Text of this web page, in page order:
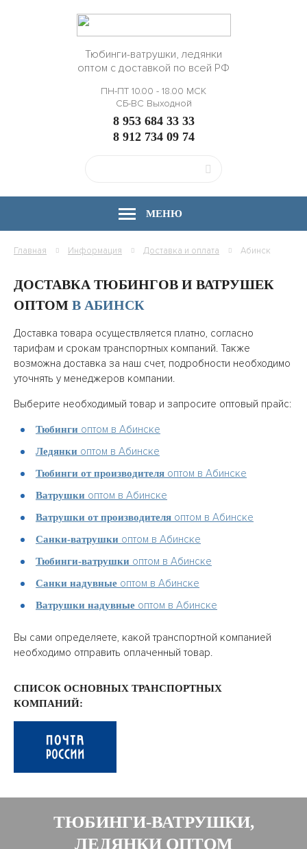
Тюбинги-ватрушки, ледянки
оптом с доставкой по всей РФ
ПН-ПТ 10.00 - 18.00 МСК
СБ-ВС Выходной
8 953 684 33 33
8 912 734 09 74
МЕНЮ
Главная Информация Доставка и оплата Абинск
ДОСТАВКА ТЮБИНГОВ И ВАТРУШЕК
ОПТОМ В АБИНСК
Доставка товара осуществляется платно, согласно
тарифам и срокам транспортных компаний. Также
возможна доставка за наш счет, подробности необходимо
уточнять у менеджеров компании.
Выберите необходимый товар и запросите оптовый прайс:
Тюбинги оптом в Абинске
Ледянки оптом в Абинске
Тюбинги от производителя оптом в Абинске
Ватрушки оптом в Абинске
Ватрушки от производителя оптом в Абинске
Санки-ватрушки оптом в Абинске
Тюбинги-ватрушки оптом в Абинске
Санки надувные оптом в Абинске
Ватрушки надувные оптом в Абинске
Вы сами определяете, какой транспортной компанией
необходимо отправить оплаченный товар.
СПИСОК ОСНОВНЫХ ТРАНСПОРТНЫХ
КОМПАНИЙ:
ТЮБИНГИ-ВАТРУШКИ,
ЛЕДЯНКИ ОПТОМ